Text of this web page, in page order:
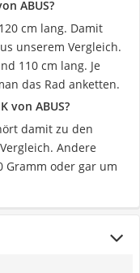
ABUS?
cm lang. Damit
unserem Vergleich.
110 cm lang. Je
das Rad anketten.
von ABUS?
damit zu den
Andere
Gramm oder gar um